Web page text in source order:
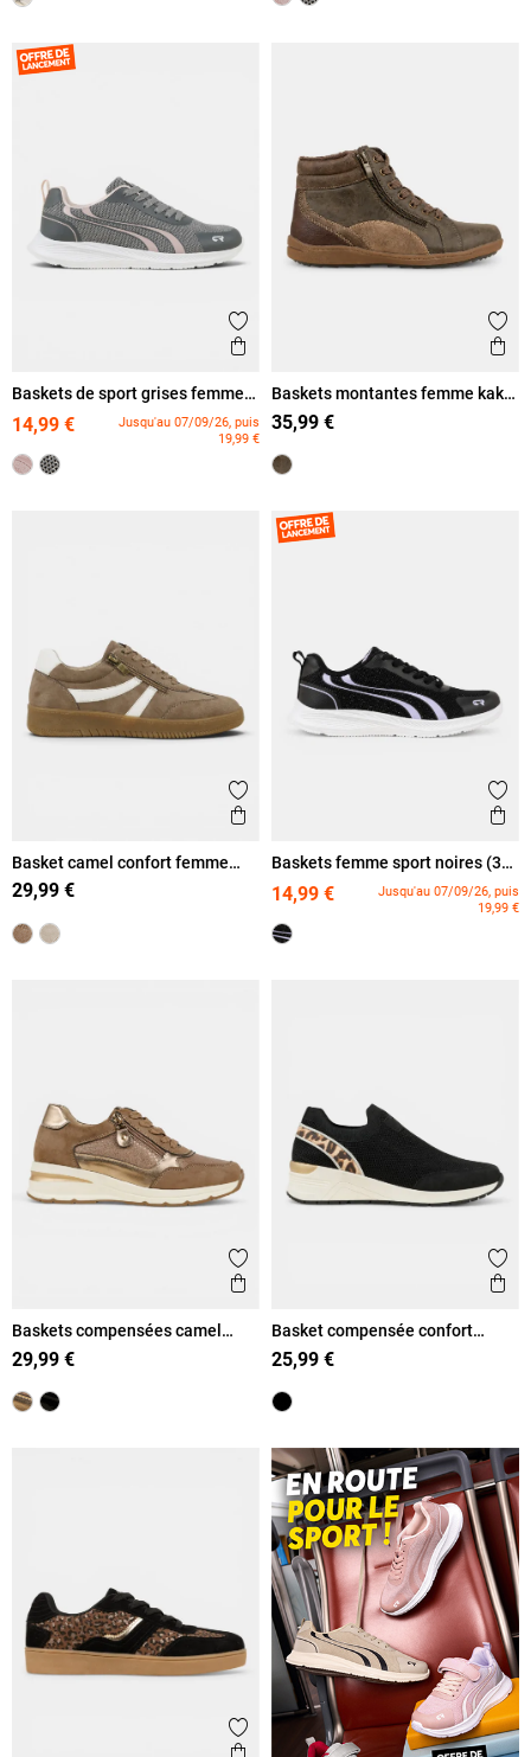
Ajouter aux favoris
Aperçu rapide
Baskets de sport grises femme
(36-42)
14,99 €
Jusqu'au 07/09/26, puis
19,99 €
Baskets montantes femme kaki
(36-41)
35,99 €
Ajouter aux favoris
Aperçu rapide
Basket camel confort femme
(36-41)
29,99 €
Baskets femme sport noires (36-
14,99 €
Jusqu'au 07/09/26, puis
19,99 €
Ajouter aux favoris
Aperçu rapide
Baskets compensées camel
femme (36-41)
29,99 €
Basket compensée confort
femme (36-41)
25,99 €
Ajouter aux favoris